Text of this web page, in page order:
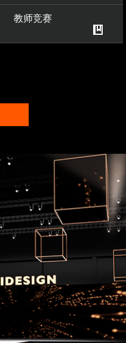
教师竞赛